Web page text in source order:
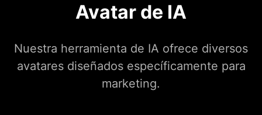
Avatar de IA
Nuestra herramienta de IA ofrece diversos
avatares diseñados específicamente para
marketing.